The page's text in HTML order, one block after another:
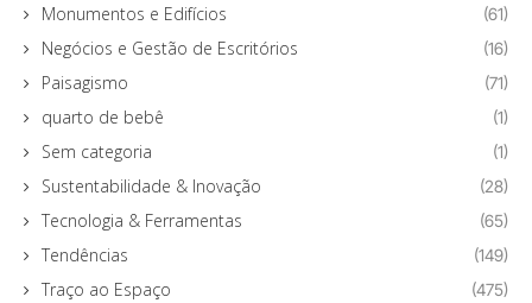
Monumentos e Edifícios (61)
Negócios e Gestão de Escritórios (16)
Paisagismo (71)
quarto de bebê (1)
Sem categoria (1)
Sustentabilidade & Inovação (28)
Tecnologia & Ferramentas (65)
Tendências (149)
Traço ao Espaço (475)